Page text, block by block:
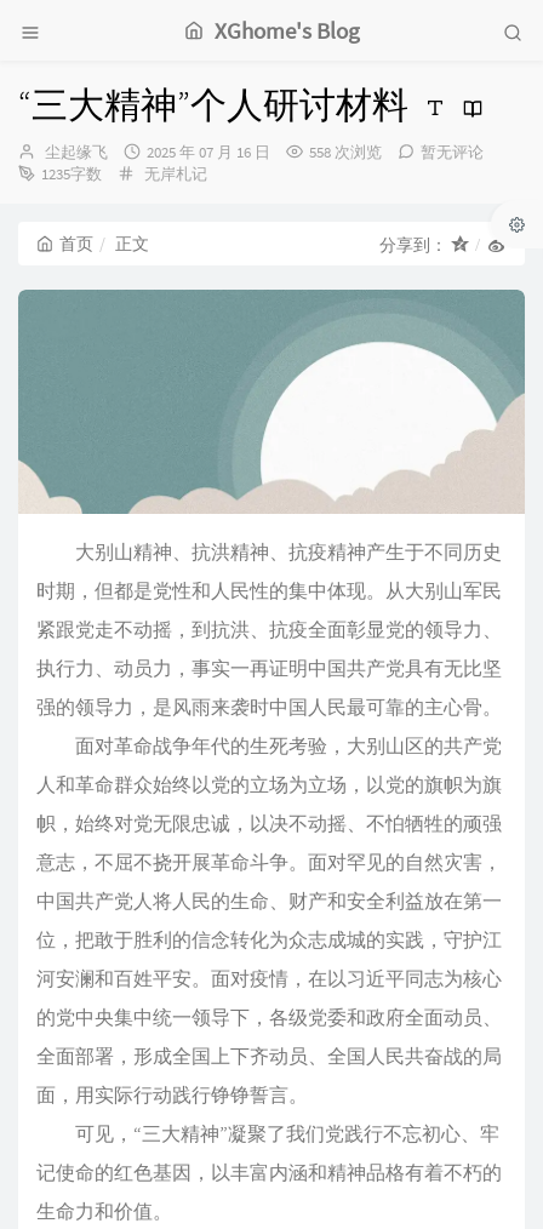
XGhome's Blog
“三大精神”个人研讨材料
博
主：
尘起缘飞
发
布
2025 年 07 月 16 日 558 次浏览
暂无评论
1235字数
分
无岸札记
首页 正文 分享到：
大别山精神、抗洪精神、抗疫精神产生于不同历史
时期，但都是党性和人民性的集中体现。从大别山军民
紧跟党走不动摇，到抗洪、抗疫全面彰显党的领导力、
执行力、动员力，事实一再证明中国共产党具有无比坚
强的领导力，是风雨来袭时中国人民最可靠的主心骨。
面对革命战争年代的生死考验，大别山区的共产党
人和革命群众始终以党的立场为立场，以党的旗帜为旗
帜，始终对党无限忠诚，以决不动摇、不怕牺牲的顽强
意志，不屈不挠开展革命斗争。面对罕见的自然灾害，
中国共产党人将人民的生命、财产和安全利益放在第一
位，把敢于胜利的信念转化为众志成城的实践，守护江
河安澜和百姓平安。面对疫情，在以习近平同志为核心
的党中央集中统一领导下，各级党委和政府全面动员、
全面部署，形成全国上下齐动员、全国人民共奋战的局
面，用实际行动践行铮铮誓言。
可见，“三大精神”凝聚了我们党践行不忘初心、牢
记使命的红色基因，以丰富内涵和精神品格有着不朽的
生命力和价值。